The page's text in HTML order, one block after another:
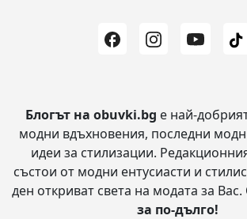
Блогът на obuvki.bg е най-
модни вдъхновения, последни
идеи за стилизации.
състои от модни ентусиасти и
ден откриват света на модата за Вас.
за по-дълго!